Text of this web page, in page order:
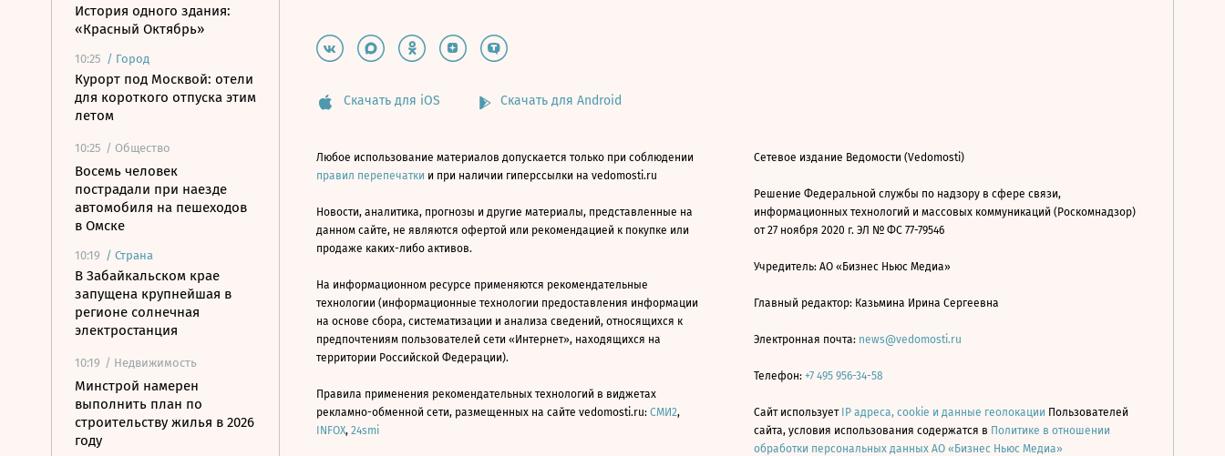
История одного здания:
«Красный Октябрь»
10:25 / Город
Курорт под Москвой: отели
для короткого отпуска этим
летом
10:25 / Общество
Восемь человек
пострадали при наезде
автомобиля на пешеходов
в Омске
10:19 / Страна
В Забайкальском крае
запущена крупнейшая в
регионе солнечная
электростанция
10:19 / Недвижимость
Минстрой намерен
выполнить план по
строительству жилья в 2026
году
Скачать для iOS Скачать для Android
Любое использование материалов допускается только при соблюдении
правил перепечатки и при наличии гиперссылки на vedomosti.ru
Новости, аналитика, прогнозы и другие материалы, представленные на
данном сайте, не являются офертой или рекомендацией к покупке или
продаже каких-либо активов.
На информационном ресурсе применяются рекомендательные
технологии (информационные технологии предоставления информации
на основе сбора, систематизации и анализа сведений, относящихся к
предпочтениям пользователей сети «Интернет», находящихся на
территории Российской Федерации).
Правила применения рекомендательных технологий в виджетах
рекламно-обменной сети, размещенных на сайте vedomosti.ru: СМИ2,
INFOX, 24smi
Сетевое издание Ведомости (Vedomosti)
Решение Федеральной службы по надзору в сфере связи,
информационных технологий и массовых коммуникаций (Роскомнадзор)
от 27 ноября 2020 г. ЭЛ № ФС 77-79546
Учредитель: АО «Бизнес Ньюс Медиа»
Главный редактор: Казьмина Ирина Сергеевна
Электронная почта: news@vedomosti.ru
Телефон: +7 495 956-34-58
Сайт использует IP адреса, cookie и данные геолокации Пользователей
сайта, условия использования содержатся в Политике в отношении
обработки персональных данных АО «Бизнес Ньюс Медиа»